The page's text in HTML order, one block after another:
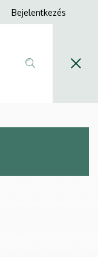
Anonim
menüje
Bejelentkezés